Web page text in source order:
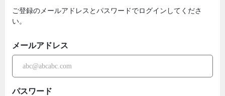
ご登録のメールアドレスとパスワードでログインしてくださ
い。
メールアドレス
パスワード